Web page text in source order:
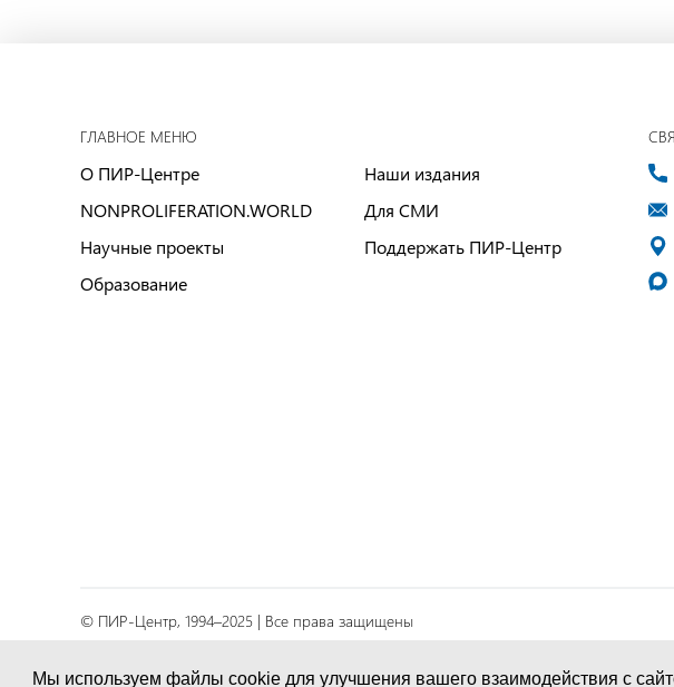
Мы используем файлы cookie для улучшения вашего взаимодействия с
ГЛАВНОЕ МЕНЮ
О ПИР-Центре
NONPROLIFERATION.WORLD
Научные проекты
Образование
Наши издания
Для СМИ
Поддержать ПИР-Центр
© ПИР-Центр, 1994–2025 | Все права защищены